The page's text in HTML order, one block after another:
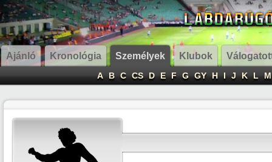
Ajánló Kronológia Személyek Klubok
A B C CS D E F G GY H I J K L M